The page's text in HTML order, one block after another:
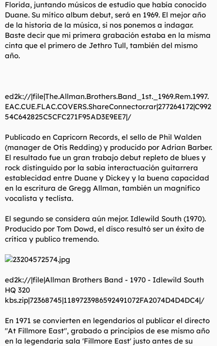
Florida, juntando músicos de estudio que había conocido
Duane. Su mítico album debut, será en 1969. El mejor año
de la historia de la música, si nos ponemos a indagar.
Baste decir que mi primera grabación estaba en la misma
cinta que el primero de Jethro Tull, también del mismo
año.
ed2k://|file|The.Allman.Brothers.Band_1st._1969.Rem.1997.
EAC.CUE.FLAC.COVERS.ShareConnector.rar|277264172|C992
54C642825C5CFC271F95AD3E9EE7|/
Publicado en Capricorn Records, el sello de Phil Walden
(manager de Otis Redding) y producido por Adrian Barber.
El resultado fue un gran trabajo debut repleto de blues y
rock distinguido por la sabia interactuación guitarrera
establecidad entre Duane y Dickey y la buena capacidad
en la escritura de Gregg Allman, también un magnífico
vocalista y teclista.
El segundo se considera aún mejor. Idlewild South (1970).
Producido por Tom Dowd, el disco resultó ser un éxito de
crítica y publico tremendo.
ed2k://|file|Allman Brothers Band - 1970 - Idlewild South
HQ 320
kbs.zip|72368745|1189723986592491072FA2074D4D4DC4|/
En 1971 se convierten en legendarios al publicar el directo
"At Fillmore East", grabado a principios de ese mismo año
en la legendaria sala 'Fillmore East' justo antes de su